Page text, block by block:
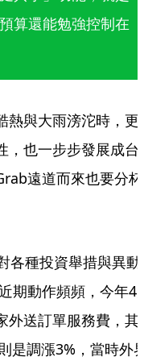
算還能勉強控制在
熱與大雨滂沱時，更
，也一步步發展成台
遠道而來也要分杯
種投資舉措與異動
期動作頻頻，今年4
外送訂單服務費，其
是調漲3%，當時外